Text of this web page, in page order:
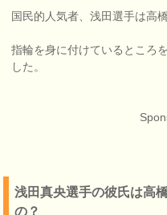
国民的人気者、浅田選手は高
指輪を身に付けているところ
した。
浅田真央選手の彼氏は高
の？